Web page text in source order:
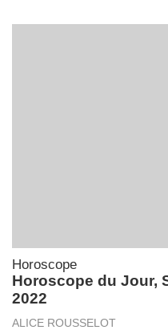
Horoscope
Horoscope du Jour,
2022
ALICE ROUSSELOT